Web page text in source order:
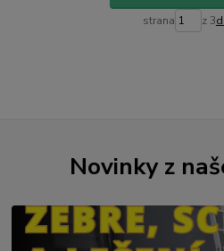
strana z 3
Novinky z